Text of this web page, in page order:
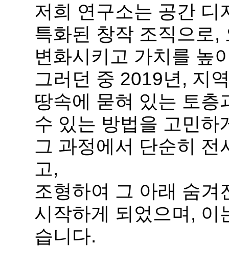
저희 연구소는 공간
특화된 창작 조직으로,
변화시키고 가치를 높
그러던 중 2019년, 지
땅속에 묻혀 있는 토
수 있는 방법을 고민
그 과정에서 단순히 전
고,
조형하여 그 아래 숨
시작하게 되었으며, 이
습니다.